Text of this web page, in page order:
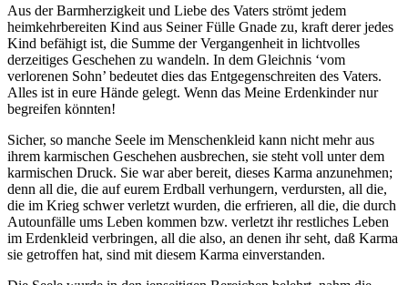
Aus der Barmherzigkeit und Liebe des Vaters strömt jedem
heimkehrbereiten Kind aus Seiner Fülle Gnade zu, kraft derer jedes
Kind befähigt ist, die Summe der Vergangenheit in lichtvolles
derzeitiges Geschehen zu wandeln. In dem Gleichnis ‘vom
verlorenen Sohn’ bedeutet dies das Entgegenschreiten des Vaters.
Alles ist in eure Hände gelegt. Wenn das Meine Erdenkinder nur
begreifen könnten!
Sicher, so manche Seele im Menschenkleid kann nicht mehr aus
ihrem karmischen Geschehen ausbrechen, sie steht voll unter dem
karmischen Druck. Sie war aber bereit, dieses Karma anzunehmen;
denn all die, die auf eurem Erdball verhungern, verdursten, all die,
die im Krieg schwer verletzt wurden, die erfrieren, all die, die durch
Autounfälle ums Leben kommen bzw. verletzt ihr restliches Leben
im Erdenkleid verbringen, all die also, an denen ihr seht, daß Karma
sie getroffen hat, sind mit diesem Karma einverstanden.